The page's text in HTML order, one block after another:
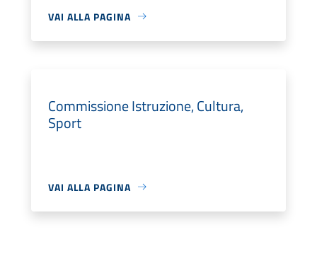
VAI ALLA PAGINA
Commissione Istruzione, Cultura,
Sport
VAI ALLA PAGINA